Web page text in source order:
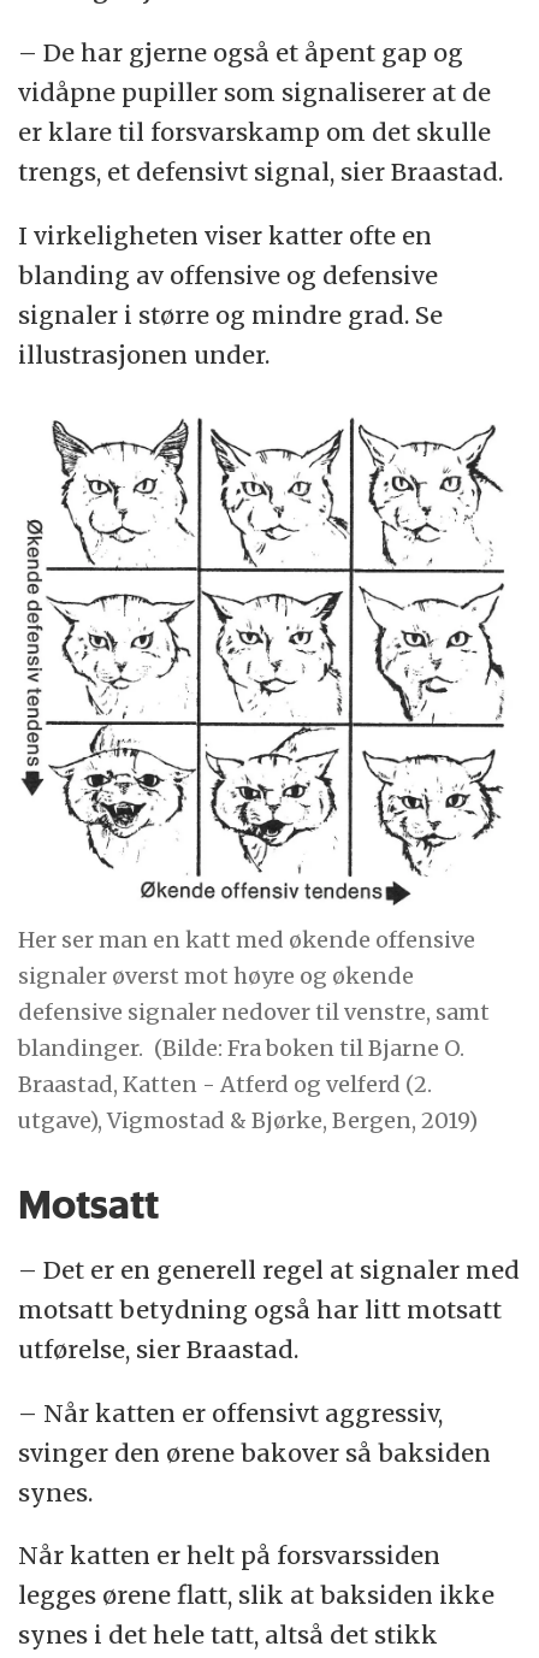
– De har gjerne også et åpent gap og
vidåpne pupiller som signaliserer at de
er klare til forsvarskamp om det skulle
trengs, et defensivt signal, sier Braastad.
I virkeligheten viser katter ofte en
blanding av offensive og defensive
signaler i større og mindre grad. Se
illustrasjonen under.
Her ser man en katt med økende offensive
signaler øverst mot høyre og økende
defensive signaler nedover til venstre, samt
blandinger. (Bilde: Fra boken til Bjarne O.
Braastad, Katten - Atferd og velferd (2.
utgave), Vigmostad & Bjørke, Bergen, 2019)
Motsatt
– Det er en generell regel at signaler med
motsatt betydning også har litt motsatt
utførelse, sier Braastad.
– Når katten er offensivt aggressiv,
svinger den ørene bakover så baksiden
synes.
Når katten er helt på forsvarssiden
legges ørene flatt, slik at baksiden ikke
synes i det hele tatt, altså det stikk